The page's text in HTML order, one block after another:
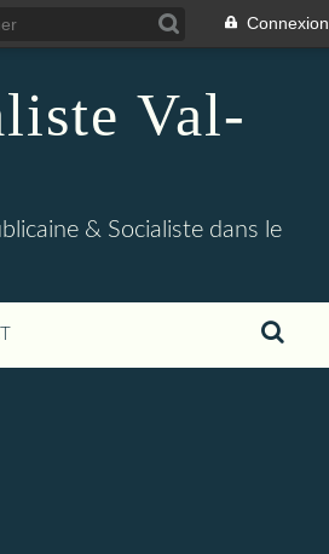
Connexion
Val-
& Socialiste dans le